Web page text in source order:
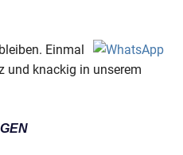
Einmal
und knackig in unserem